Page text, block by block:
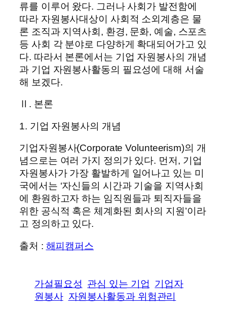
류를 이루어 왔다. 그러나 사회가 발전함에
따라 자원봉사대상이 사회적 소외계층은 물
론 조직과 지역사회, 환경, 문화, 예술, 스포츠
등 사회 각 분야로 다양하게 확대되어가고 있
다. 따라서 본론에서는 기업 자원봉사의 개념
과 기업 자원봉사활동의 필요성에 대해 서술
해 보겠다.
Ⅱ. 본론
1. 기업 자원봉사의 개념
기업자원봉사(Corporate Volunteerism)의 개
념으로는 여러 가지 정의가 있다. 먼저, 기업
자원봉사가 가장 활발하게 일어나고 있는 미
국에서는 ‘자신들의 시간과 기술을 지역사회
에 환원하고자 하는 임직원들과 퇴직자들을
위한 공식적 혹은 체계화된 회사의 지원’이라
고 정의하고 있다.
출처 : 해피캠퍼스
가설필요성 관심 있는 기업
기업자
원봉사 자원봉사활동과 위험관리